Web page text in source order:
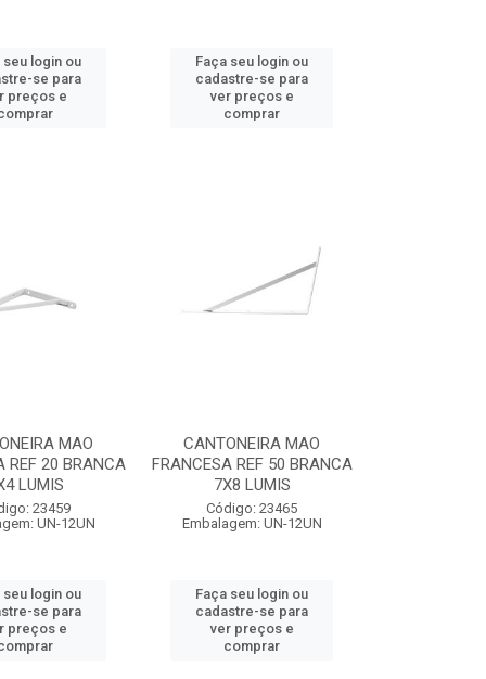
seu login ou
se para
preços e
Faça seu login ou
cadastre-se para
ver preços e
comprar
MAO
REF 20 BRANCA
LUMIS
23459
UN-12UN
seu login ou
se para
preços e
CANTONEIRA MAO
FRANCESA REF 50 BRANCA
7X8 LUMIS
Código: 23465
Embalagem: UN-12UN
Faça seu login ou
cadastre-se para
ver preços e
comprar